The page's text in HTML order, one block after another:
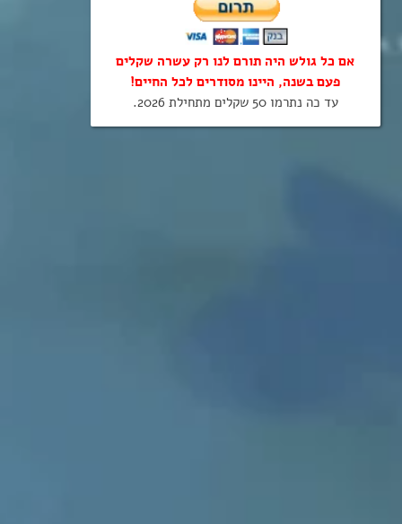
אם כל גולש היה תורם לנו רק עשרה שקלים
פעם בשנה, היינו מסודרים לכל החיים!
עד כה נתרמו 50 שקלים מתחילת 2026.